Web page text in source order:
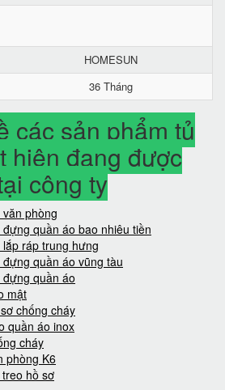
HOMESUN
36 Tháng
các sản phẩm tủ
hiện đang được
công ty
phòng
đựng quần áo bao nhiêu tiền
lắp ráp trung hưng
đựng quần áo vũng tàu
đựng quần áo
mật
chống cháy
quần áo inox
cháy
phòng K6
hồ sơ